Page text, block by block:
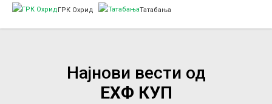
ГРК Охрид Татабања
Најнови вести од
ЕХФ КУП